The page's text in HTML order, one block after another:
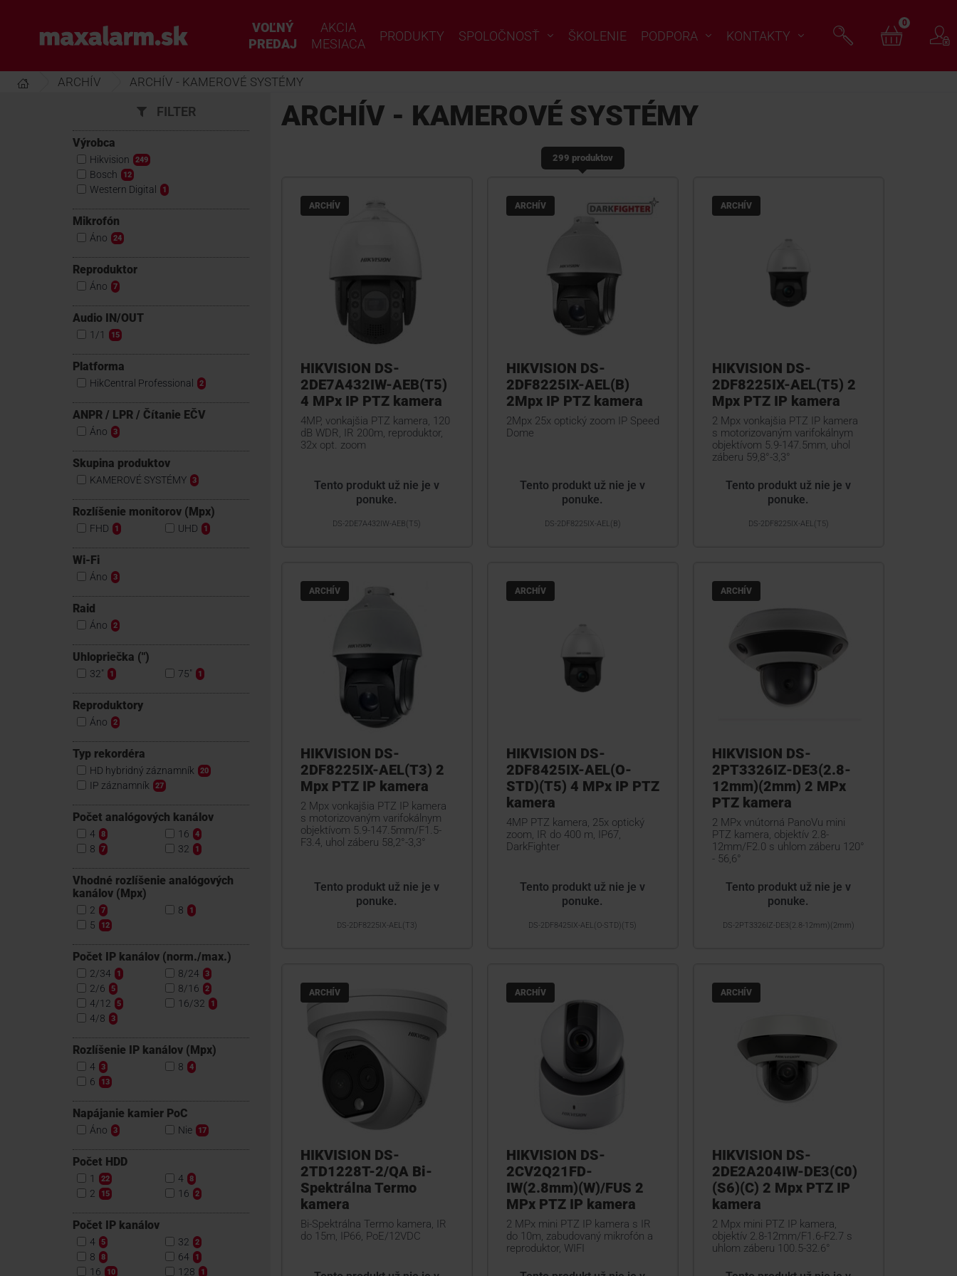
hlavnému
www.maxalarm.sk
VOĽNÝ
PREDAJ
AKCIA
MESIACA
PRODUKTY SPOLOČNOSŤ ŠKOLENIE PODPORA KONTAKTY
0
ARCHÍV ARCHÍV - KAMEROVÉ SYSTÉMY
FILTER
Výrobca
Hikvision 249
Bosch 12
Western Digital 1
Mikrofón
Áno 24
Reproduktor
Áno 7
Audio IN/OUT
1/1 15
Platforma
HikCentral Professional 2
ANPR / LPR / Čítanie EČV
Áno 3
Skupina produktov
KAMEROVÉ SYSTÉMY 3
Rozlíšenie monitorov (Mpx)
FHD 1 UHD 1
Wi-Fi
Áno 3
Raid
Áno 2
Uhlopriečka (")
32" 1 75" 1
Reproduktory
Áno 2
Typ rekordéra
HD hybridný záznamník 20
IP záznamník 27
Počet analógových kanálov
4 8
8 7
16 4
32 1
Vhodné rozlíšenie analógových
kanálov (Mpx)
2 7
5 12
8 1
Počet IP kanálov (norm./max.)
2/34 1
2/6 5
4/12 5
4/8 3
8/24 3
8/16 2
16/32 1
Rozlíšenie IP kanálov (Mpx)
4 3
6 13
8 4
Napájanie kamier PoC
Áno 3 Nie 17
Počet HDD
1 22
2 15
4 8
16 2
Počet IP kanálov
4 5
8 8
16 10
32 2
64 1
128 1
ARCHÍV - KAMEROVÉ SYSTÉMY
299 produktov
ARCHÍV
HIKVISION DS-
2DE7A432IW-AEB(T5)
4 MPx IP PTZ kamera
4MP, vonkajšia PTZ kamera, 120
dB WDR, IR 200m, reproduktor,
32x opt. zoom
Tento produkt už nie je v
ponuke.
DS-2DE7A432IW-AEB(T5)
ARCHÍV
HIKVISION DS-
2DF8225IX-AEL(B)
2Mpx IP PTZ kamera
2Mpx 25x optický zoom IP Speed
Dome
Tento produkt už nie je v
ponuke.
DS-2DF8225IX-AEL(B)
ARCHÍV
HIKVISION DS-
2DF8225IX-AEL(T5) 2
Mpx PTZ IP kamera
2 Mpx vonkajšia PTZ IP kamera
s motorizovaným varifokálnym
objektívom 5.9-147.5mm, uhol
záberu 59,8°-3,3°
Tento produkt už nie je v
ponuke.
DS-2DF8225IX-AEL(T5)
ARCHÍV
HIKVISION DS-
2DF8225IX-AEL(T3) 2
Mpx PTZ IP kamera
2 Mpx vonkajšia PTZ IP kamera
s motorizovaným varifokálnym
objektívom 5.9-147.5mm/F1.5-
F3.4, uhol záberu 58,2°-3,3°
Tento produkt už nie je v
ponuke.
DS-2DF8225IX-AEL(T3)
ARCHÍV
HIKVISION DS-
2DF8425IX-AEL(O-
STD)(T5) 4 MPx IP PTZ
kamera
4MP PTZ kamera, 25x optický
zoom, IR do 400 m, IP67,
DarkFighter
Tento produkt už nie je v
ponuke.
DS-2DF8425IX-AEL(O-STD)(T5)
ARCHÍV
HIKVISION DS-
2PT3326IZ-DE3(2.8-
12mm)(2mm) 2 MPx
PTZ kamera
2 MPx vnútorná PanoVu mini
PTZ kamera, objektív 2.8-
12mm/F2.0 s uhlom záberu 120°
- 56,6°
Tento produkt už nie je v
ponuke.
DS-2PT3326IZ-DE3(2.8-12mm)(2mm)
ARCHÍV
HIKVISION DS-
2TD1228T-2/QA Bi-
Spektrálna Termo
kamera
Bi-Spektrálna Termo kamera, IR
do 15m, IP66, PoE/12VDC
ARCHÍV
HIKVISION DS-
2CV2Q21FD-
IW(2.8mm)(W)/FUS 2
MPx PTZ IP kamera
2 MPx mini PTZ IP kamera s IR
do 10m, zabudovaný mikrofón a
reproduktor, WIFI
ARCHÍV
HIKVISION DS-
2DE2A204IW-DE3(C0)
(S6)(C) 2 Mpx PTZ IP
kamera
2 Mpx mini PTZ IP kamera,
objektív 2.8-12mm/F1.6-F2.7 s
uhlom záberu 100.5-32.6°